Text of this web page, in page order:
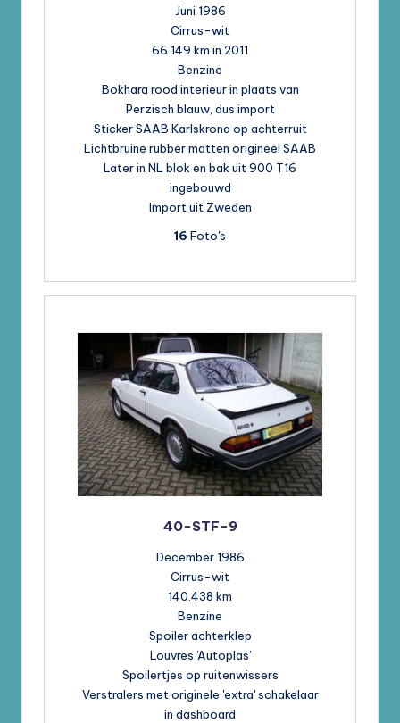
Juni 1986
Cirrus-wit
66.149 km in 2011
Benzine
Bokhara rood interieur in plaats van
Perzisch blauw, dus import
Sticker SAAB Karlskrona op achterruit
Lichtbruine rubber matten origineel SAAB
Later in NL blok en bak uit 900 T16
ingebouwd
Import uit Zweden
16 Foto's
40-STF-9
December 1986
Cirrus-wit
140.438 km
Benzine
Spoiler achterklep
Louvres 'Autoplas'
Spoilertjes op ruitenwissers
Verstralers met originele 'extra' schakelaar
in dashboard